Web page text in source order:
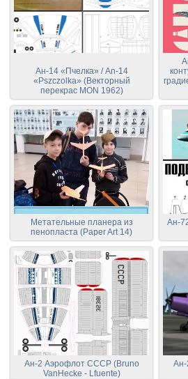
Ан-14 «Пчелка» / An-14
«Pszczolka» (Векторный
перекрас MON 1962)
Метательные планера из
пенопласта (Paper Art 14)
Ан-
Ан-2 Аэрофлот СССР (Bruno
VanHecke - Lfuente)
Ан-